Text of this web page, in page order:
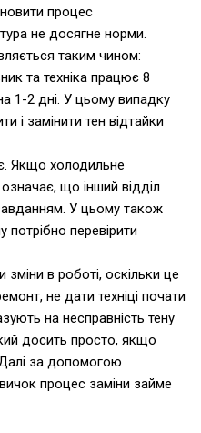
процес
не досягне норми.
таким чином:
та техніка працює 8
1-2 дні. У цьому випадку
і замінити тен відтайки
Якщо холодильне
що інший відділ
У цьому також
перевірити
в роботі, оскільки це
не дати техніці почати
на несправність тену
досить просто, якщо
Далі за допомогою
процес заміни займе